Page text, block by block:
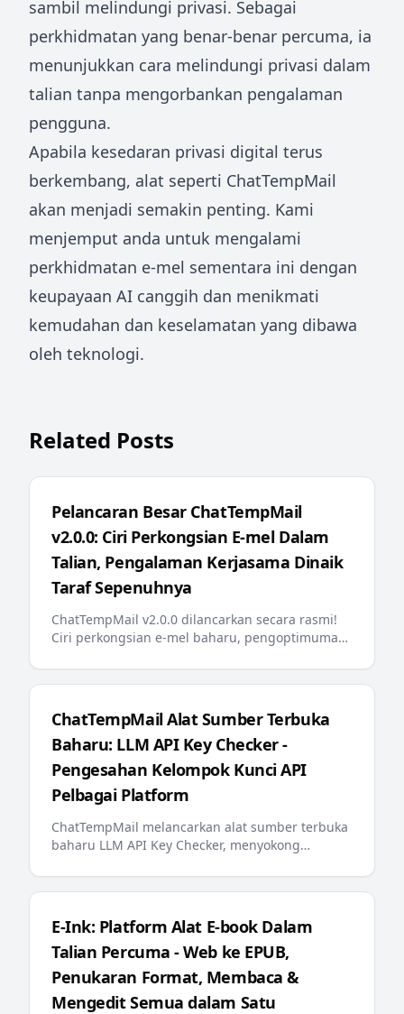
sambil melindungi privasi. Sebagai
perkhidmatan yang benar-benar percuma, ia
menunjukkan cara melindungi privasi dalam
talian tanpa mengorbankan pengalaman
pengguna.
Apabila kesedaran privasi digital terus
berkembang, alat seperti ChatTempMail
akan menjadi semakin penting. Kami
menjemput anda untuk mengalami
perkhidmatan e-mel sementara ini dengan
keupayaan AI canggih dan menikmati
kemudahan dan keselamatan yang dibawa
oleh teknologi.
Related Posts
Pelancaran Besar ChatTempMail
v2.0.0: Ciri Perkongsian E-mel Dalam
Talian, Pengalaman Kerjasama Dinaik
Taraf Sepenuhnya
ChatTempMail v2.0.0 dilancarkan secara rasmi!
Ciri perkongsian e-mel baharu, pengoptimuman
berbilang bahasa, llms.txt mesra AI dan kemas
pengalaman e-mel sementara yang lebih pintar
dan mudah
ChatTempMail Alat Sumber Terbuka
Baharu: LLM API Key Checker -
Pengesahan Kelompok Kunci API
Pelbagai Platform
ChatTempMail melancarkan alat sumber terbuka
baharu LLM API Key Checker, menyokong
platform LLM utama, pertanyaan baki dan
E-Ink: Platform Alat E-book Dalam
Talian Percuma - Web ke EPUB,
Penukaran Format, Membaca &
Mengedit Semua dalam Satu